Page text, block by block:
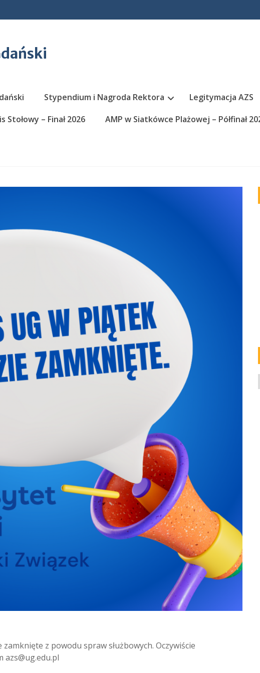
Stypendium i Nagroda Rektora Legitymacja AZS
Stołowy – Finał 2026 AMP w Siatkówce Plażowej – Półfinał
z powodu spraw służbowych. Oczywiście
azs@ug.edu.pl